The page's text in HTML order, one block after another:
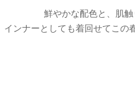
鮮やかな配色と、肌
インナーとしても着回せてこの